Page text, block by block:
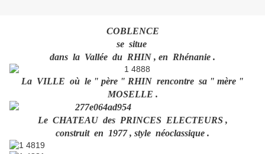
COBLENCE
se situe
dans la Vallée du RHIN , en Rhénanie .
La VILLE où le " père " RHIN rencontre sa " mère "
MOSELLE .
Le CHATEAU des PRINCES ELECTEURS ,
construit en 1977 , style néoclassique .